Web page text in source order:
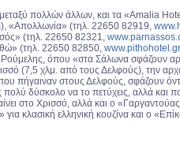
πολλών άλλων, και τα «Amalia
), «Απολλωνία» (τηλ. 22650 82919,
(τηλ. 22650 82321,
(τηλ. 22650 82850, www.pithohotel.gr
όπου «στα Σάλωνα σφάζουν
(7,5 χλμ. από τους Δελφούς), την
πήγαιναν στους Δελφούς, σφάζουν
δύσκολο να το πετύχεις, αλλά και
στο Χρισσό, αλλά και ο
κλασική ελληνική κουζίνα και ο